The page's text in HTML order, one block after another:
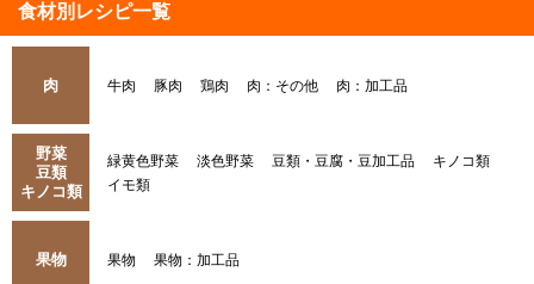
食材別レシピ一覧
肉 牛肉 豚肉 鶏肉 肉：その他 肉：加工品
野菜
豆類
キノコ類
緑黄色野菜 淡色野菜 豆類・豆腐・豆加工品
キノコ類
イモ類
果物 果物 果物：加工品